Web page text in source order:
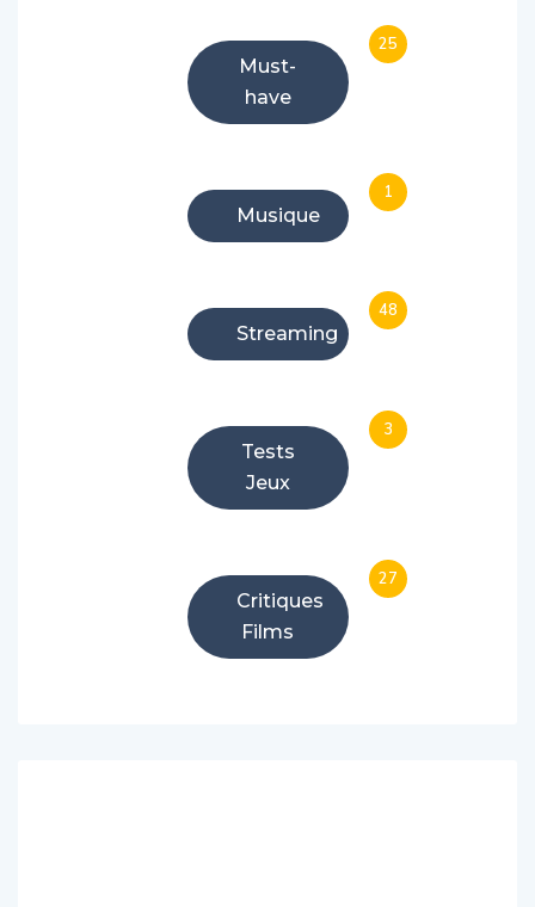
Must-
have
25
Musique
1
Streaming
48
Tests
Jeux
3
Critiques
Films
27